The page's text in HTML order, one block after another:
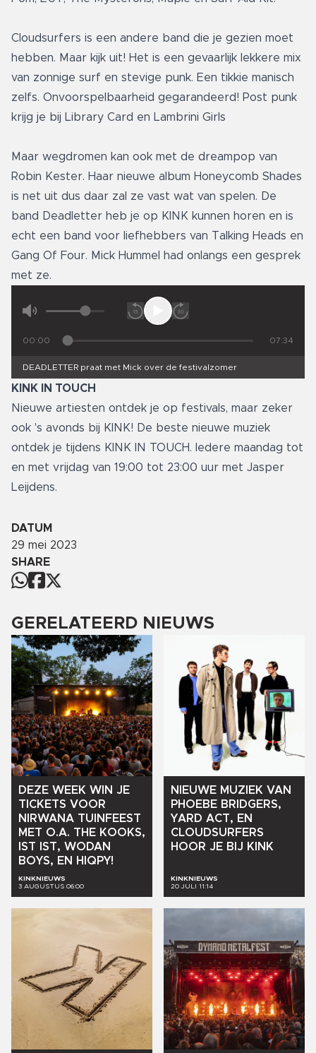
Cloudsurfers is een andere band die je gezien moet
hebben. Maar kijk uit! Het is een gevaarlijk lekkere mix
van zonnige surf en stevige punk. Een tikkie manisch
zelfs. Onvoorspelbaarheid gegarandeerd! Post punk
krijg je bij Library Card en Lambrini Girls
Maar wegdromen kan ook met de dreampop van
Robin Kester. Haar nieuwe album Honeycomb Shades
is net uit dus daar zal ze vast wat van spelen. De
band Deadletter heb je op KINK kunnen horen en is
echt een band voor liefhebbers van Talking Heads en
Gang Of Four. Mick Hummel had onlangs een gesprek
met ze.
00:00 07:34
DEADLETTER praat met Mick over de festivalzomer
KINK IN TOUCH
Nieuwe artiesten ontdek je op festivals, maar zeker
ook 's avonds bij KINK! De beste nieuwe muziek
ontdek je tijdens KINK IN TOUCH. Iedere maandag tot
en met vrijdag van 19:00 tot 23:00 uur met Jasper
Leijdens.
DATUM
29 mei 2023
SHARE
GERELATEERD NIEUWS
DEZE WEEK WIN JE
TICKETS VOOR
NIRWANA TUINFEEST
MET O.A. THE KOOKS,
IST
IST, WODAN
BOYS, EN HIQPY!
KINKNIEUWS
3 AUGUSTUS 06:00
NIEUWE MUZIEK VAN
PHOEBE BRIDGERS,
YARD ACT, EN
CLOUDSURFERS
HOOR JE BIJ KINK
KINKNIEUWS
20 JULI 11:14